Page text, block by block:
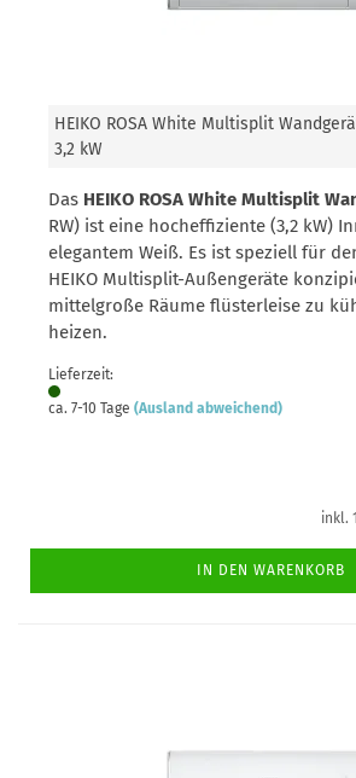
HEIKO ROSA White Multisplit
3,2 kW
Das HEIKO ROSA White Multisplit
RW) ist eine hocheffiziente (3,2 kW)
elegantem Weiß. Es ist speziell für
HEIKO Multisplit-Außengeräte
mittelgroße Räume flüsterleise zu
heizen.
Lieferzeit:
ca. 7-10 Tage (Ausland abweichend)
inkl.
IN DEN WARENKORB